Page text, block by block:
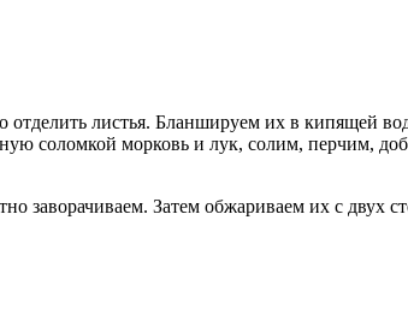
отделить листья. Бланшируем их в кипящей
соломкой морковь и лук, солим, перчим,
Затем обжариваем их с двух